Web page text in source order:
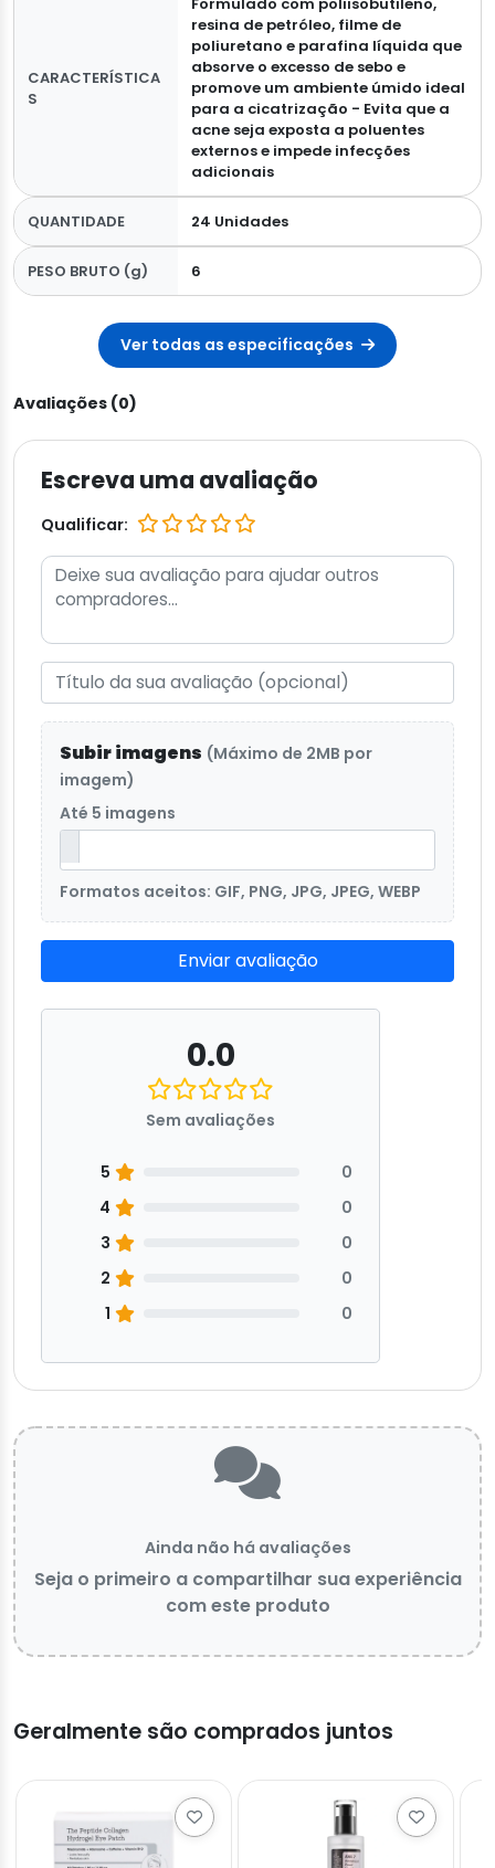
CARACTERÍSTICA
S
Formulado com poliisobutileno,
resina de petróleo, filme de
poliuretano e parafina líquida que
absorve o excesso de sebo e
promove um ambiente úmido ideal
para a cicatrização - Evita que a
acne seja exposta a poluentes
externos e impede infecções
adicionais
QUANTIDADE 24 Unidades
PESO BRUTO (g) 6
Ver todas as especificações
Avaliações (0)
Escreva uma avaliação
Qualificar:
Subir imagens (Máximo de 2MB por
imagem)
Até 5 imagens
Formatos aceitos: GIF, PNG, JPG, JPEG, WEBP
Enviar avaliação
0.0
Sem avaliações
5
0
4
0
3
0
2
0
1
0
Ainda não há avaliações
Seja o primeiro a compartilhar sua experiência
com este produto
Geralmente são comprados juntos